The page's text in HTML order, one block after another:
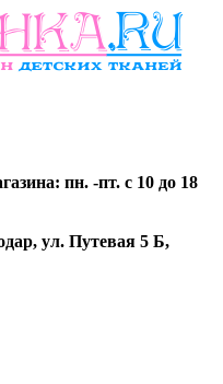
пн. -пт. с 10 до 18
ул. Путевая 5 Б,